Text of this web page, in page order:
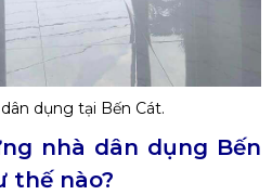
dụng tại Bến Cát.
nhà dân dụng Bến
thế nào?